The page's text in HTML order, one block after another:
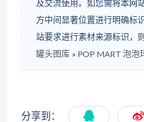
及交流使用。如您需将本网
方中间显著位置进行明确标
站要求进行素材来源标识，
罐头图库 » POP MART 泡泡
分享到：